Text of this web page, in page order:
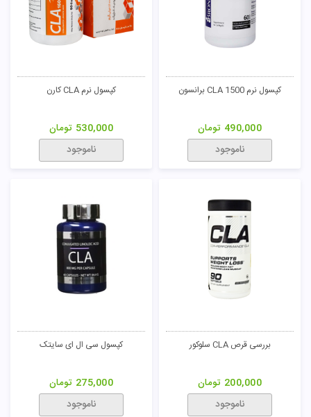
کپسول نرم CLA 1500 برانسون
490,000 تومان
ناموجود
کپسول نرم CLA کارن
530,000 تومان
ناموجود
بررسی قرص CLA سلوکور
200,000 تومان
ناموجود
کپسول سی ال ای سایتک
275,000 تومان
ناموجود